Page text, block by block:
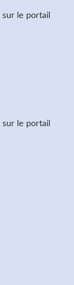
sur le portail
sur le portail